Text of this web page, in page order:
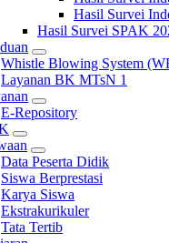
Hasil Survei
Hasil Survei SPAK
Whistle Blowing System
Layanan BK MTsN 1
E-Repository
Data Peserta Didik
Siswa Berprestasi
Karya Siswa
Ekstrakurikuler
Tata Tertib